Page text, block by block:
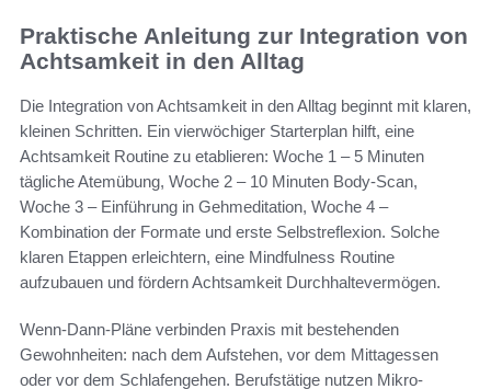
Praktische Anleitung zur Integration von
Achtsamkeit in den Alltag
Die Integration von Achtsamkeit in den Alltag beginnt mit klaren,
kleinen Schritten. Ein vierwöchiger Starterplan hilft, eine
Achtsamkeit Routine zu etablieren: Woche 1 – 5 Minuten
tägliche Atemübung, Woche 2 – 10 Minuten Body-Scan,
Woche 3 – Einführung in Gehmeditation, Woche 4 –
Kombination der Formate und erste Selbstreflexion. Solche
klaren Etappen erleichtern, eine Mindfulness Routine
aufzubauen und fördern Achtsamkeit Durchhaltevermögen.
Wenn-Dann-Pläne verbinden Praxis mit bestehenden
Gewohnheiten: nach dem Aufstehen, vor dem Mittagessen
oder vor dem Schlafengehen. Berufstätige nutzen Mikro-